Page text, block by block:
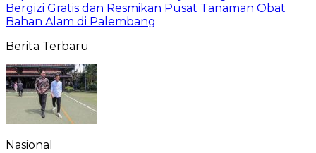
Bergizi Gratis dan Resmikan Pusat Tanaman Obat
Bahan Alam di Palembang
Berita Terbaru
Nasional